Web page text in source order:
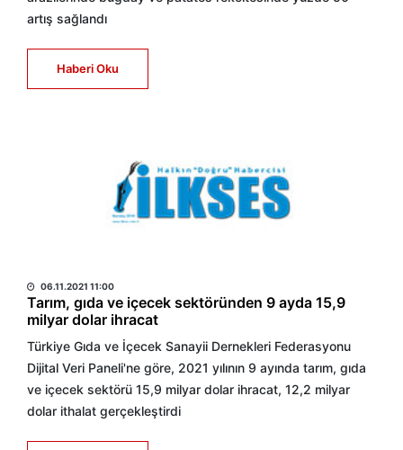
artış sağlandı
Haberi Oku
06.11.2021 11:00
Tarım, gıda ve içecek sektöründen 9 ayda 15,9
milyar dolar ihracat
Türkiye Gıda ve İçecek Sanayii Dernekleri Federasyonu
Dijital Veri Paneli'ne göre, 2021 yılının 9 ayında tarım, gıda
ve içecek sektörü 15,9 milyar dolar ihracat, 12,2 milyar
dolar ithalat gerçekleştirdi